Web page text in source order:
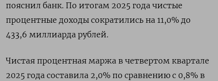
пояснил банк. По итогам 2025 года чистые
процентные ‌доходы сократились на 11,0% до
433,6 миллиарда рублей.
Чистая процентная маржа в четвертом квартале
2025 года составила 2,0% по сравнению с 0,8% в